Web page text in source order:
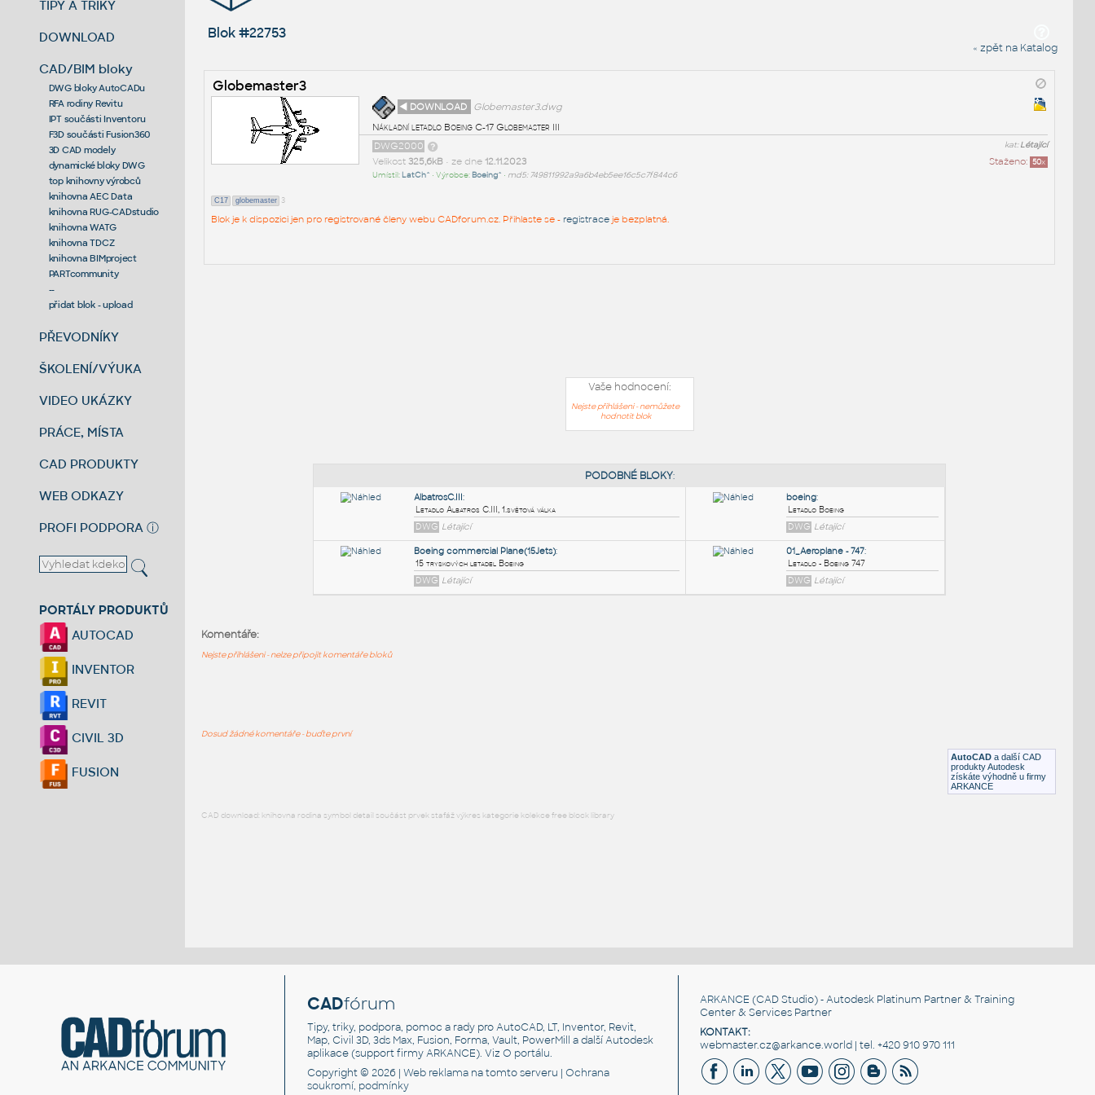
TIPY A TRIKY
DOWNLOAD
CAD/BIM bloky
DWG bloky AutoCADu
RFA rodiny Revitu
IPT součásti Inventoru
F3D součásti Fusion360
3D CAD modely
dynamické bloky DWG
top knihovny výrobců
knihovna AEC Data
knihovna RUG-CADstudio
knihovna WATG
knihovna TDCZ
knihovna BIMproject
PARTcommunity
--
přidat blok - upload
PŘEVODNÍKY
ŠKOLENÍ/VÝUKA
VIDEO UKÁZKY
PRÁCE, MÍSTA
CAD PRODUKTY
WEB ODKAZY
PROFI PODPORA ⓘ
PORTÁLY PRODUKTŮ
AUTOCAD
INVENTOR
REVIT
CIVIL 3D
FUSION
Blok #22753
« zpět na Katalog
Globemaster3
◄ DOWNLOAD
Globemaster3.dwg
Nákladní letadlo Boeing C-17 Globemaster III
kat:Létající
DWG2000
Staženo: 50x
Velikost 325,6kB• ze dne 12.11.2023
Umístil: LatCh^ • Výrobce: Boeing^ • md5: 749811992a9a6b4eb5ee16c5c7f844c6
C17 globemaster 3
Blok je k dispozici jen pro registrované členy webu CADforum.cz. Přihlaste se - registraceje bezplatná.
Vaše hodnocení:
Nejste přihlášeni - nemůžete
hodnotit blok
DWG Létající
AutoCAD a další CAD
produkty Autodesk
získáte výhodně u firmy
ARKANCE
Komentáře:
Nejste přihlášeni - nelze připojit komentáře bloků
Dosud žádné komentáře - buďte první
CAD download: knihovna rodina symbol detail součást prvek stafáž výkres kategorie kolekce free block library
CADfórum
Tipy, triky, podpora, pomoc a rady pro AutoCAD, LT, Inventor, Revit,
Map, Civil 3D, 3ds Max, Fusion, Forma, Vault, PowerMill a další Autodesk
aplikace (support firmy ARKANCE). VizO portálu.
Copyright © 2026 |Web reklama na tomto serveru |Ochrana
soukromí, podmínky
ARKANCE (CAD Studio) - Autodesk Platinum Partner & Training
Center & Services Partner
KONTAKT:
webmaster.cz@arkance.world | tel. +420 910 970 111